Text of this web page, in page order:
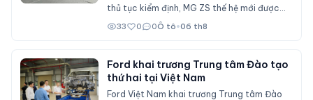
thủ tục kiểm định, MG ZS thế hệ mới được
cho là sẽ sớm mở bán tại Việt Nam với nhiều
trực tiếp Mitsubishi Xforce, Kia Seltos và
Honda HR-V.
33 0 0Ô tô•06 th8
Ford khai trương Trung tâm Đào tạo
thứ hai tại Việt Nam
Ford Việt Nam khai trương Trung tâm Đào